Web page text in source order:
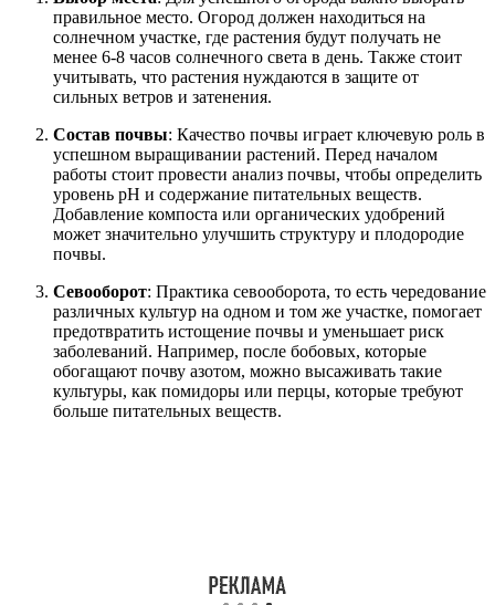
правильное место. Огород должен находиться на
солнечном участке, где растения будут получать не
менее 6-8 часов солнечного света в день. Также стоит
учитывать, что растения нуждаются в защите от
сильных ветров и затенения.
Состав почвы: Качество почвы играет ключевую роль в
успешном выращивании растений. Перед началом
работы стоит провести анализ почвы, чтобы определить
уровень pH и содержание питательных веществ.
Добавление компоста или органических удобрений
может значительно улучшить структуру и плодородие
почвы.
Севооборот: Практика севооборота, то есть чередование
различных культур на одном и том же участке, помогает
предотвратить истощение почвы и уменьшает риск
заболеваний. Например, после бобовых, которые
обогащают почву азотом, можно высаживать такие
культуры, как помидоры или перцы, которые требуют
больше питательных веществ.